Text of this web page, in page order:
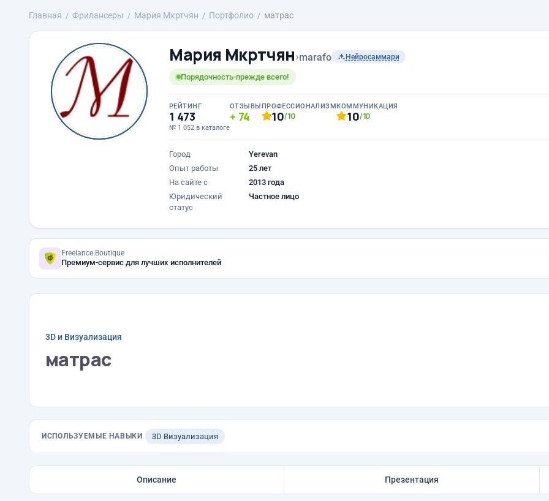
Главная Фрилансеры Mария Мкртчян Портфолио матрас
Mария Мкртчян›marafo Нейросаммари
Порядочность-прежде всего!
РЕЙТИНГ
1 473
№ 1 052 в каталоге
ОТЗЫВЫ
74
ПРОФЕССИОНАЛИЗМ
10/10
КОММУНИКАЦИЯ
10/10
Город
Yerevan
Опыт работы
25 лет
На сайте с
2013 года
Юридический
статус
Частное лицо
Freelance.Boutique
Премиум-сервис для лучших исполнителей
3D и Визуализация
матрас
ИСПОЛЬЗУЕМЫЕ НАВЫКИ 3D Визуализация
Описание Презентация